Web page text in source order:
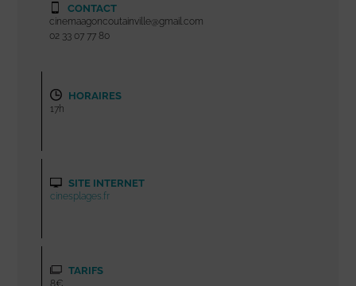
CONTACT
cinemaagoncoutainville@gmail.com
02 33 07 77 80
HORAIRES
17h
SITE INTERNET
cinesplages.fr
TARIFS
8€